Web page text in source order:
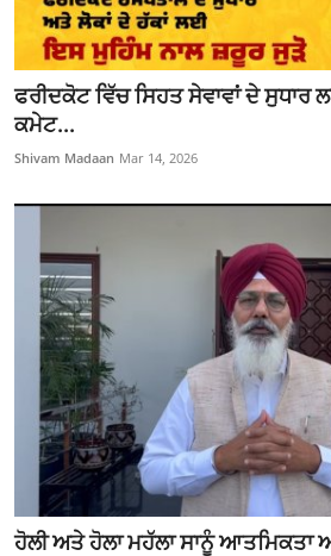
ਫਰੀਦਕੋਟ ਵਿੱਚ ਸਿਹਤ ਸੇਵਾਵਾਂ ਦੇ ਸੁਧਾਰ
ਕਮੇਟ...
Shivam Madaan Mar 14, 2026
ਹੋਲੀ ਅਤੇ ਹੋਲਾ ਮਹੱਲਾ ਸਾਨੂੰ ਆਤਮਿਕਤਾ